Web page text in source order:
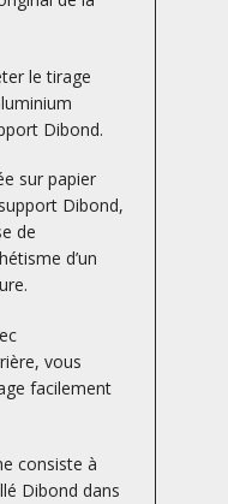
le tirage
Dibond.
sur papier
Dibond,
de
d’un
vous
facilement
consiste à
Dibond dans